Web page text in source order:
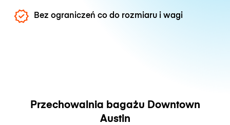
Bez ograniczeń co do rozmiaru i wagi
Przechowalnia bagażu Downtown
Austin